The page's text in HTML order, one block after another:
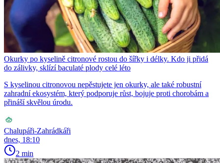
Okurky po kyselině citronové rostou do šířky i délky. Kdo ji přidá
do zálivky, sklízí baculaté plody celé léto
S kyselinou citronovou nepěstujete jen okurky, ale také robustní
zahradní ekosystém, který podporuje růst, bojuje proti chorobám a
přináší skvělou úrodu.
Chalupáři-Zahrádkáři
dnes, 18:10
2 min